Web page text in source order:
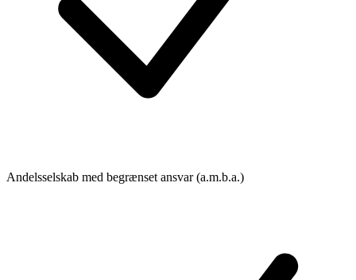
Andelsselskab med begrænset ansvar (a.m.b.a.)